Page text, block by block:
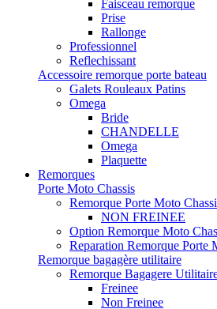
Faisceau remorque
Prise
Rallonge
Professionnel
Reflechissant
Accessoire remorque porte bateau
Galets Rouleaux Patins
Omega
Bride
CHANDELLE
Omega
Plaquette
Remorques
Porte Moto Chassis
Remorque Porte Moto
NON FREINEE
Option Remorque Moto
Reparation Remorque Porte
Remorque bagagère utilitaire
Remorque Bagagere
Freinee
Non Freinee